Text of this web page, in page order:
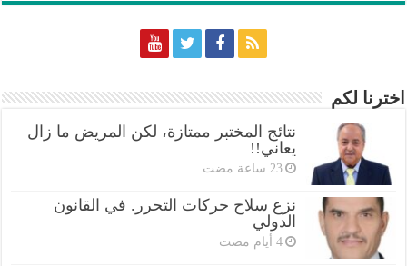
اخترنا لكم
نتائج المختبر ممتازة، لكن المريض ما زال
يعاني!!
‏23 ساعة مضت
نزع سلاح حركات التحرر. في القانون
الدولي
‏4 أيام مضت